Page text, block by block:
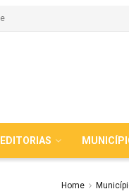
EDITORIAS
Home